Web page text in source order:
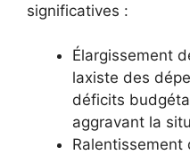
significatives :
Élargissement
laxiste des
déficits
aggravant la
Ralentissement